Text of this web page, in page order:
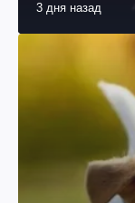
3 дня назад